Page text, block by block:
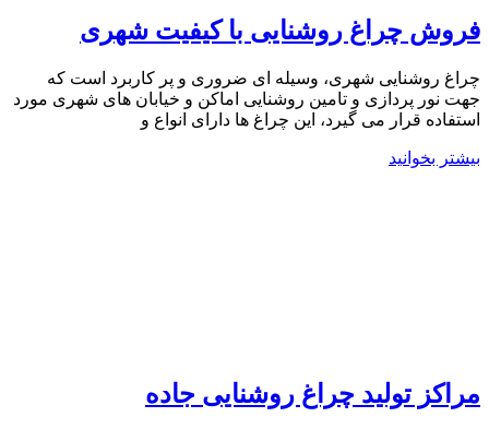
فروش چراغ روشنایی با کیفیت شهری
چراغ روشنایی شهری، وسیله ای ضروری و پر کاربرد است که
جهت نور پردازی و تامین روشنایی اماکن و خیابان های شهری مورد
استفاده قرار می گیرد، این چراغ ها دارای انواع و
بیشتر بخوانید
مراکز تولید چراغ روشنایی جاده